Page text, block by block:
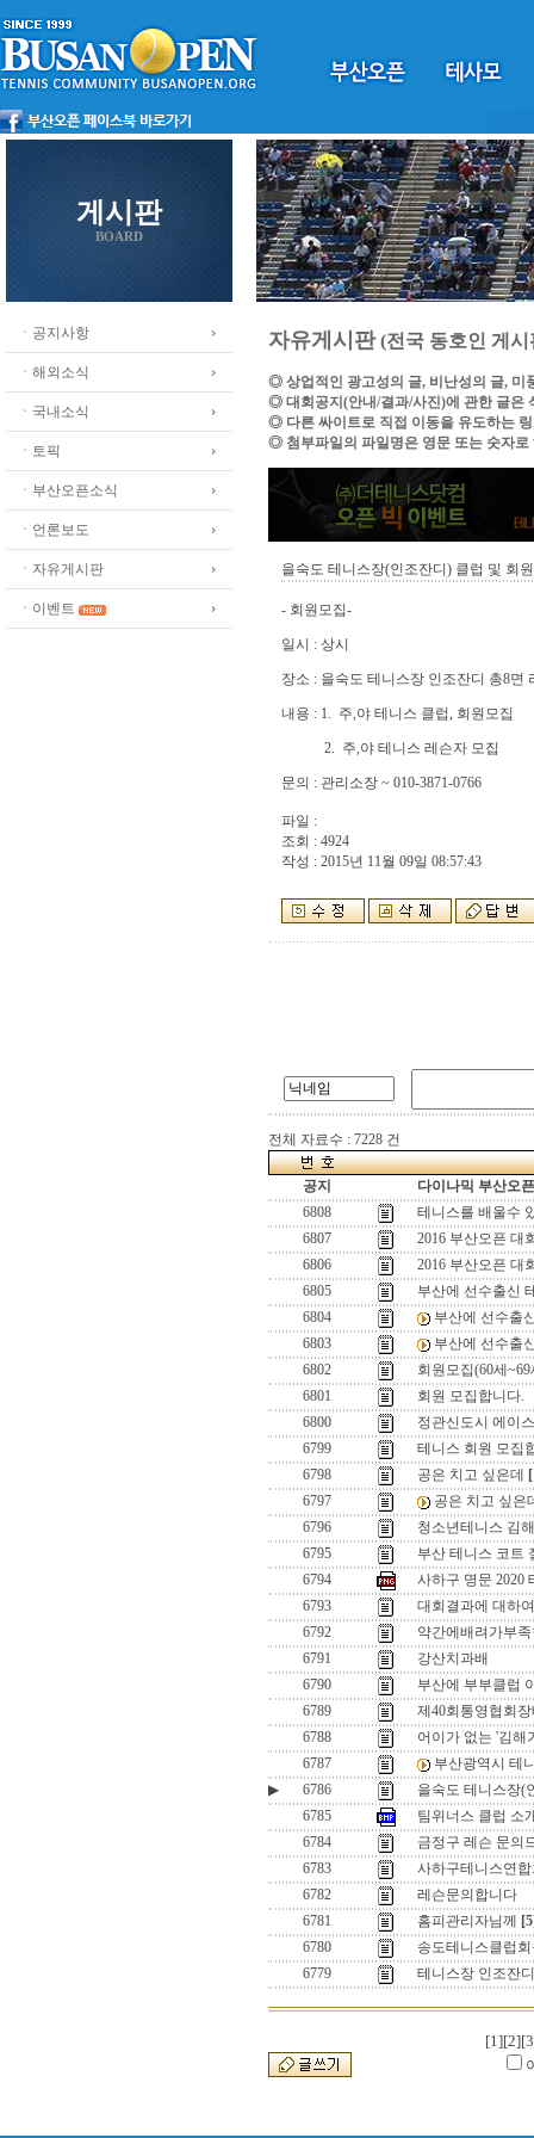
게시판
BOARD
ㆍ공지사항
ㆍ해외소식
ㆍ국내소식
ㆍ토픽
ㆍ부산오픈소식
ㆍ언론보도
ㆍ자유게시판
ㆍ이벤트
자유게시판(전국 동호인 게시
◎ 상업적인 광고성의 글, 비난성의 글, 미
◎ 대회공지(안내/결과/사진)에 관한 글은
◎ 다른 싸이트로 직접 이동을 유도하는
◎ 첨부파일의 파일명은 영문 또는 숫자로
을숙도 테니스장(인조잔디) 클럽 및 회
- 회원모집-
일시 : 상시
장소 : 을숙도 테니스장 인조잔디 총8면
내용 : 1. 주,야 테니스 클럽, 회원모집
2. 주,야 테니스 레슨자 모집
문의 : 관리소장 ~ 010-3871-0766
파일 :
조회 : 4924
작성 : 2015년 11월 09일 08:57:43
전체 자료수 : 7228 건
공지
다이나믹 부산오
6808
테니스를 배울수
6807
2016 부산오픈 대
6806
2016 부산오픈 대
6805
부산에 선수출신
6804
부산에 선수출
6803
부산에 선수출
6802
회원모집(60세~69
6801
회원 모집합니다.
6800
정관신도시 에이
6799
테니스 회원 모집
6798
공은 치고 싶은데
6797
공은 치고 싶은
6796
청소년테니스 김
6795
부산 테니스 코트
6794
사하구 명문 2020
6793
대회결과에 대하
6792
약간에배려가부
6791
강산치과배
6790
부산에 부부클럽
6789
제40회통영협회
6788
어이가 없는 '김해
6787
부산광역시 테
▶
6786
을숙도 테니스장(
6785
팀위너스 클럽 소
6784
금정구 레슨 문의
6783
사하구테니스연
6782
레슨문의합니다
6781
홈피관리자님께
6780
송도테니스클럽
6779
테니스장 인조잔
[1][2]